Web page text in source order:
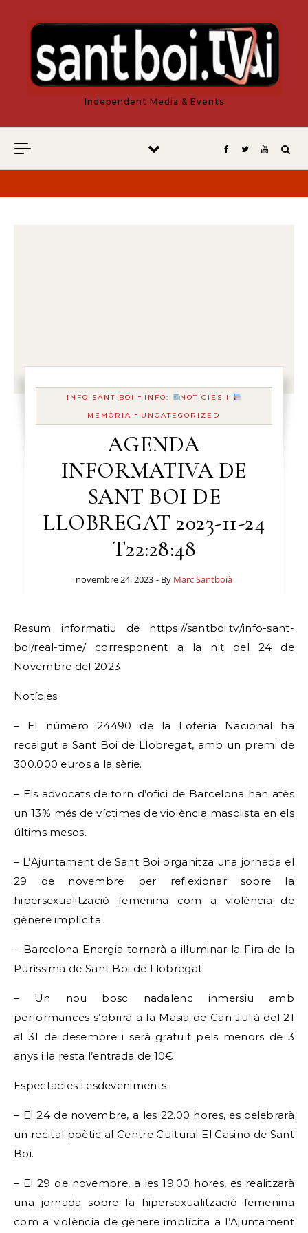
Independent Media & Events
INFO SANT BOI - INFO:
NOTICIES I
MEMÒRIA - UNCATEGORIZED
AGENDA
INFORMATIVA DE
SANT BOI DE
LLOBREGAT 2023-11-24
T22:28:48
novembre 24, 2023 - By Marc Santboià
Resum informatiu de https://santboi.tv/info-sant-
boi/real-time/ corresponent a la nit del 24 de
Novembre del 2023
Notícies
– El número 24490 de la Lotería Nacional ha
recaigut a Sant Boi de Llobregat, amb un premi de
300.000 euros a la sèrie.
– Els advocats de torn d’ofici de Barcelona han atès
un 13% més de víctimes de violència masclista en els
últims mesos.
– L’Ajuntament de Sant Boi organitza una jornada el
29 de novembre per reflexionar sobre la
hipersexualització femenina com a violència de
gènere implícita.
– Barcelona Energia tornarà a il·luminar la Fira de la
Puríssima de Sant Boi de Llobregat.
– Un nou bosc nadalenc inmersiu amb
performances s’obrirà a la Masia de Can Julià del 21
al 31 de desembre i serà gratuït pels menors de 3
anys i la resta l’entrada de 10€.
Espectacles i esdeveniments
– El 24 de novembre, a les 22.00 hores, es celebrarà
un recital poètic al Centre Cultural El Casino de Sant
Boi.
– El 29 de novembre, a les 19.00 hores, es realitzarà
una jornada sobre la hipersexualització femenina
com a violència de gènere implícita a l’Ajuntament